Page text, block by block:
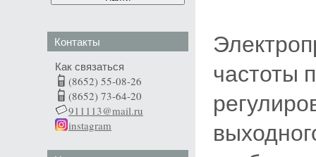
Контакты
Как связаться
(8652) 55-08-26
(8652) 73-64-20
911113@mail.ru
instagram
частоты